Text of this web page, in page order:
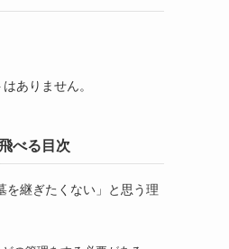
ありません。
べる目次
を継ぎたくない」と思う理